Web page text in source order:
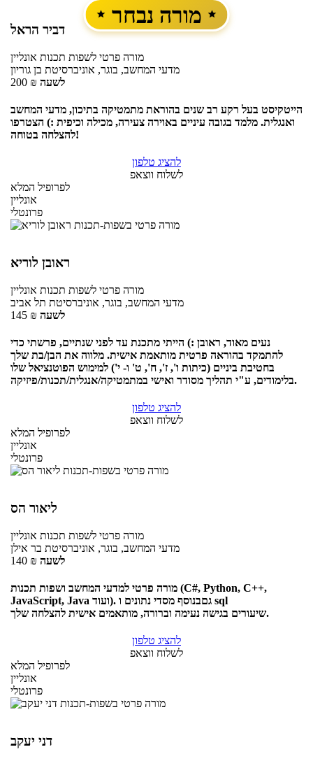
מורה נבחר
דביר הראל
מורה פרטי לשפות תכנות אונליין
מדעי המחשב, בוגר, אוניברסיטת בן גוריון
200 ₪ לשעה
הייטקיסט בעל רקע רב שנים בהוראת מתמטיקה בתיכון, מדעי המחשב
ואנגלית. מלמד בגובה עיניים באוירה צעירה, מכילה וכיפית :) הצטרפו
להצלחה בטוחה!
להציג טלפון
לשלוח ווצאפ
לפרופיל המלא
אונליין
פרונטלי
ראובן לוריא
מורה פרטי לשפות תכנות אונליין
מדעי המחשב, בוגר, אוניברסיטת תל אביב
145 ₪ לשעה
נעים מאוד, ראובן :) הייתי מתכנת עד לפני שנתיים, פרשתי כדי
להתמקד בהוראה פרטית מותאמת אישית. מלווה את הבן/בת שלך
בחטיבת ביניים (כיתות ו', ז', ח', ט' ו- י') למימוש הפוטנציאל שלו
בלימודים, ע"י תהליך מסודר ואישי במתמטיקה/אנגלית/תכנות/פיזיקה.
להציג טלפון
לשלוח ווצאפ
לפרופיל המלא
אונליין
פרונטלי
ליאור הס
מורה פרטי לשפות תכנות אונליין
מדעי המחשב, בוגר, אוניברסיטת בר אילן
140 ₪ לשעה
מורה פרטי למדעי המחשב ושפות תכנות (C#, Python, C++,
JavaScript, Java ועוד). גםבנוסף מסדי נתונים ו sql
שיעורים בגישה נעימה וברורה, מותאמים אישית להצלחה שלך.
להציג טלפון
לשלוח ווצאפ
לפרופיל המלא
אונליין
פרונטלי
דני יעקב